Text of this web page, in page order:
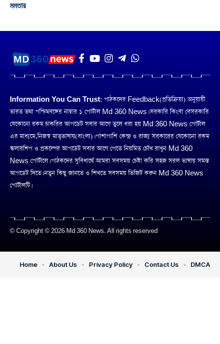
মমতার
Information You Can Trust: পাঠকদের Feedback(প্রতিক্রিয়া) অনুয়ায়ী
ভারত তথা পশ্চিমবঙ্গের নাম্বার ১ পোর্টাল Md 360 News। সরকারি কিংবা বেসরকারি
যেকোনো রকম চাকরির আপডেট সবার আগে তুলে ধরা হয় Md 360 News পোর্টাল
এর মাধ্যমে,নিজস্ব মাতৃভাষায়(বাংলা)। পাশাপাশি কেন্দ্র ও রাজ্য সরকারের যেকোনো রকম
স্কলারশিপ ও প্রকল্পের আপডেট সবার আগে পেতে নিয়মিত চোঁখ রাখুন Md 360
News পোর্টালে। পাঠকদের সুবিধার্থে আমরা সবসময় চেষ্টা করি সহজ সরল ভাষায় সমস্ত
আপডেট দিতে। নতুন কিছু জানতে ও শিখতে সবসময় ভিজিট করুন Md 360 News
পোর্টালটি।
© Copyright © 2026 Md 360 News. All rights reserved
Home About Us Privacy Policy Contact Us DMCA